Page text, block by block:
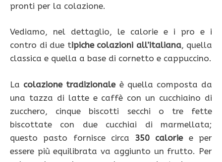
pronti per la colazione.
Vediamo, nel dettaglio, le calorie e i pro e i
contro di due tipiche colazioni all’italiana, quella
classica e quella a base di cornetto e cappuccino.
La colazione tradizionale è quella composta da
una tazza di latte e caffè con un cucchiaino di
zucchero, cinque biscotti secchi o tre fette
biscottate con due cucchiai di marmellata;
questo pasto fornisce circa 350 calorie e per
essere più equilibrata va aggiunto un frutto. Per